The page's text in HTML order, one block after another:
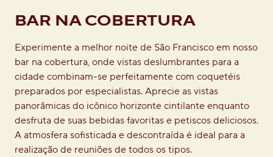
BAR NA COBERTURA
Experimente a melhor noite de São Francisco em nosso
bar na cobertura, onde vistas deslumbrantes para a
cidade combinam-se perfeitamente com coquetéis
preparados por especialistas. Aprecie as vistas
panorâmicas do icônico horizonte cintilante enquanto
desfruta de suas bebidas favoritas e petiscos deliciosos.
A atmosfera sofisticada e descontraída é ideal para a
realização de reuniões de todos os tipos.